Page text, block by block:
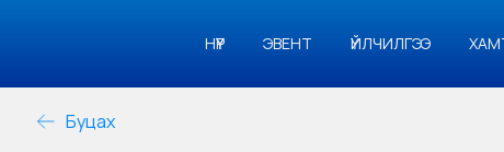
НҮҮР ЭВЕНТ ҮЙЛЧИЛГЭЭ
Буцах